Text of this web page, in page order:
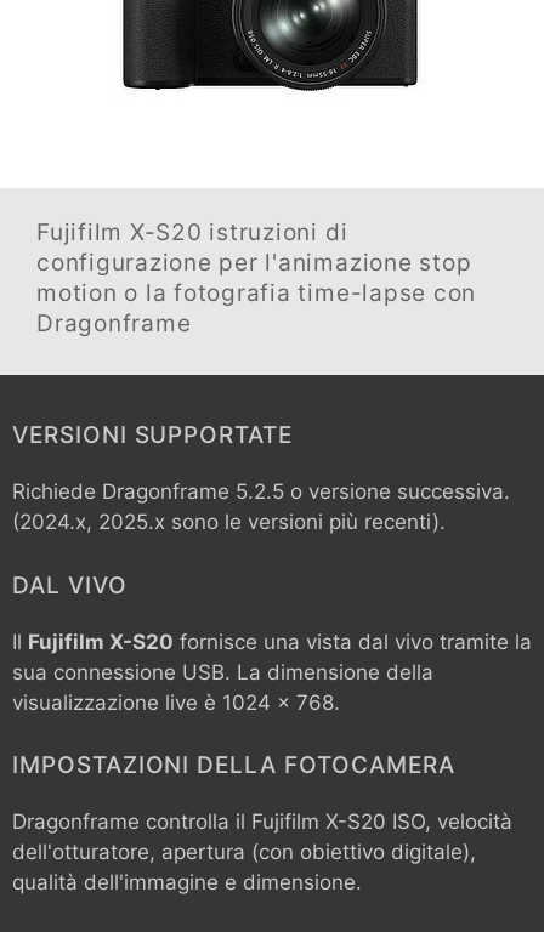
Fujifilm X-S20 istruzioni di
configurazione per l'animazione stop
motion o la fotografia time-lapse con
Dragonframe
VERSIONI SUPPORTATE
Richiede Dragonframe 5.2.5 o versione successiva.
(2024.x, 2025.x sono le versioni più recenti).
DAL VIVO
Il Fujifilm X-S20 fornisce una vista dal vivo tramite la
sua connessione USB. La dimensione della
visualizzazione live è 1024 x 768.
IMPOSTAZIONI DELLA FOTOCAMERA
Dragonframe controlla il Fujifilm X-S20 ISO, velocità
dell'otturatore, apertura (con obiettivo digitale),
qualità dell'immagine e dimensione.